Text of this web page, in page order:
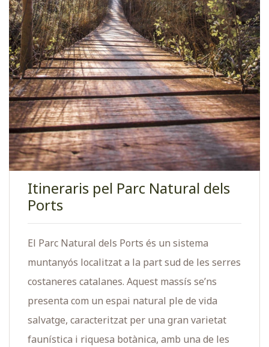
Itineraris pel Parc Natural dels
Ports
El Parc Natural dels Ports és un sistema
muntanyós localitzat a la part sud de les serres
costaneres catalanes. Aquest massís se’ns
presenta com un espai natural ple de vida
salvatge, caracteritzat per una gran varietat
faunística i riquesa botànica, amb una de les